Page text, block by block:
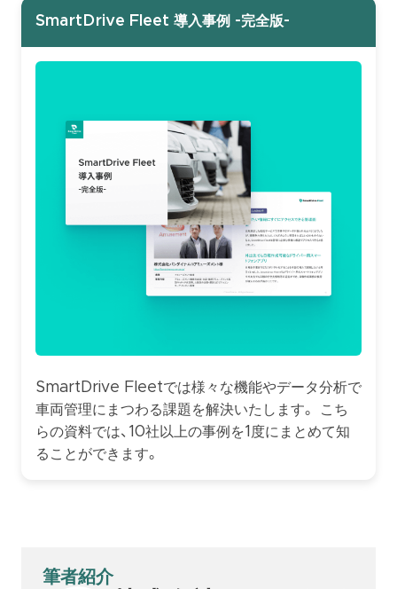
SmartDrive Fleet 導入事例 -完全版-
SmartDrive Fleetでは様々な機能やデータ分析で
車両管理にまつわる課題を解決いたします。 こち
らの資料では、10社以上の事例を1度にまとめて知
ることができます。
筆者紹介